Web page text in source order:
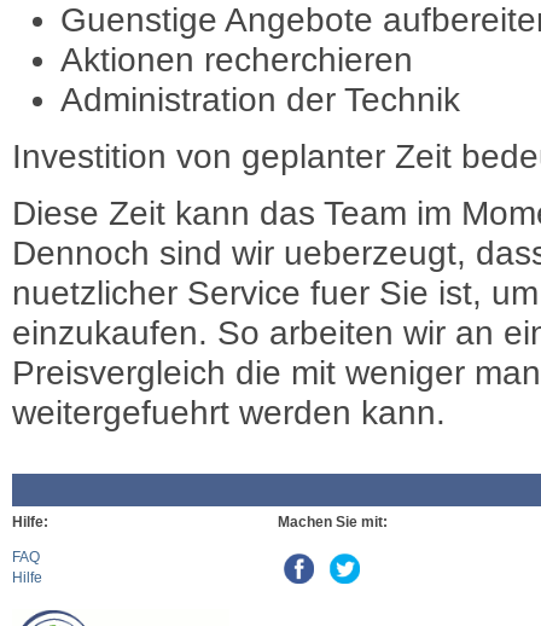
Guenstige Angebote
Aktionen recherchieren
Administration der Technik
Investition von geplanter Zeit
Diese Zeit kann das Team im
Dennoch sind wir ueberzeugt,
nuetzlicher Service fuer Sie ist,
einzukaufen. So arbeiten wir an
Preisvergleich die mit weniger
weitergefuehrt werden kann.
Hilfe:
FAQ
Hilfe
Machen Sie mit: